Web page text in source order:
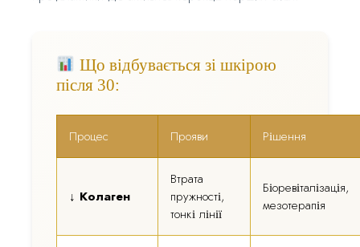
Що відбувається зі шкірою
після 30:
Процес Прояви Рішення
↓ Колаген
Втрата
пружності,
тонкі лінії
Біоревіталізація,
мезотерапія